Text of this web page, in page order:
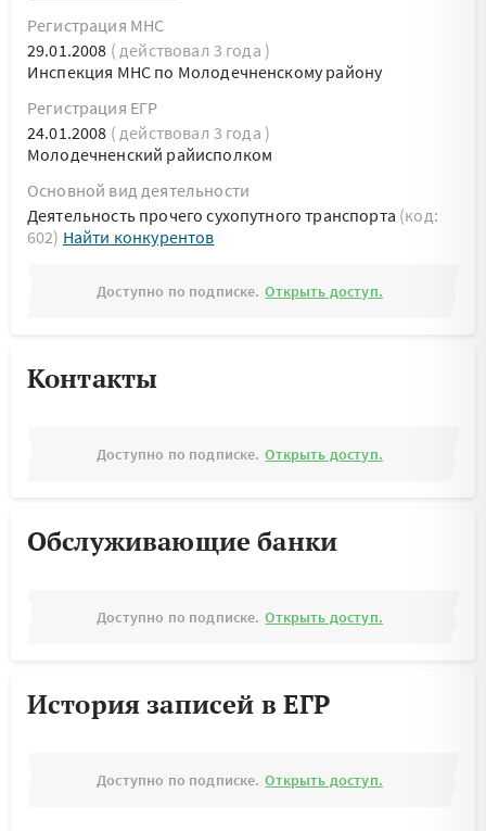
Регистрация МНС
29.01.2008 ( действовал 3 года )
Инспекция МНС по Молодечненскому району
Регистрация ЕГР
24.01.2008 ( действовал 3 года )
Молодечненский райисполком
Основной вид деятельности
Деятельность прочего сухопутного транспорта (код:
602) Найти конкурентов
Доступно по подписке. Открыть доступ.
Контакты
Доступно по подписке. Открыть доступ.
Обслуживающие банки
Доступно по подписке. Открыть доступ.
История записей в ЕГР
Доступно по подписке. Открыть доступ.